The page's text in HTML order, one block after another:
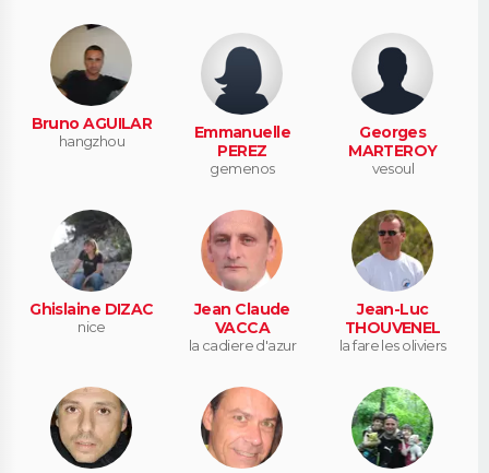
Bruno AGUILAR
hangzhou
Emmanuelle
PEREZ
gemenos
Georges
MARTEROY
vesoul
Ghislaine DIZAC
nice
Jean Claude
VACCA
la cadiere d'azur
Jean-Luc
THOUVENEL
la fare les oliviers